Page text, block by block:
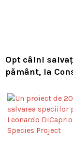
Opt câini
pământ, la